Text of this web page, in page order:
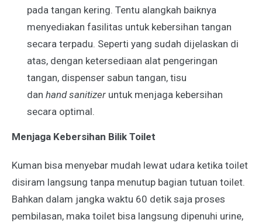
pada tangan kering. Tentu alangkah baiknya
menyediakan fasilitas untuk kebersihan tangan
secara terpadu. Seperti yang sudah dijelaskan di
atas, dengan ketersediaan alat pengeringan
tangan, dispenser sabun tangan, tisu
dan hand sanitizeruntuk menjaga kebersihan
secara optimal.
Menjaga Kebersihan Bilik Toilet
Kuman bisa menyebar mudah lewat udara ketika toilet
disiram langsung tanpa menutup bagian tutuan toilet.
Bahkan dalam jangka waktu 60 detik saja proses
pembilasan, maka toilet bisa langsung dipenuhi urine,